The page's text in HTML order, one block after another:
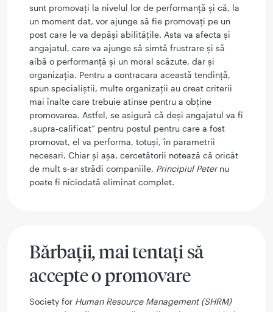
sunt promovați la nivelul lor de performanță și că, la
un moment dat, vor ajunge să fie promovați pe un
post care le va depăși abilitățile. Asta va afecta și
angajatul, care va ajunge să simtă frustrare și să
aibă o performanță și un moral scăzute, dar și
organizația. Pentru a contracara această tendință,
spun specialiștii, multe organizații au creat criterii
mai înalte care trebuie atinse pentru a obține
promovarea. Astfel, se asigură că deși angajatul va fi
„supra-calificat” pentru postul pentru care a fost
promovat, el va performa, totuși, în parametrii
necesari. Chiar și așa, cercetătorii notează că oricât
de mult s-ar strădi companiile, Principiul Peternu
poate fi niciodată eliminat complet.
Bărbații, mai tentați să
accepte o promovare
Society for Human Resource Management (SHRM)